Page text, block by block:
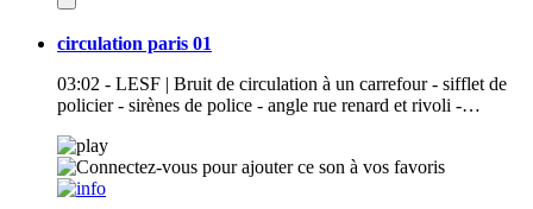
circulation paris 01
03:02 - LESF | Bruit de circulation à un carrefour - sifflet de
policier - sirènes de police - angle rue renard et rivoli -…